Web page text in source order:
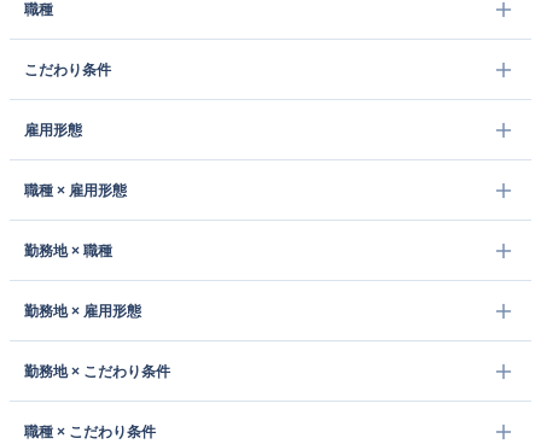
職種
こだわり条件
雇用形態
職種 × 雇用形態
勤務地 × 職種
勤務地 × 雇用形態
勤務地 × こだわり条件
職種 × こだわり条件